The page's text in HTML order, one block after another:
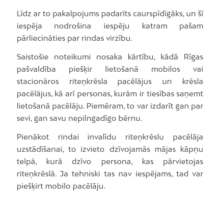
Līdz ar to pakalpojums padarīts caurspīdīgāks, un šī
iespēja nodrošina iespēju katram pašam
pārliecināties par rindas virzību.
Saistošie noteikumi nosaka kārtību, kādā Rīgas
pašvaldība piešķir lietošanā mobilos vai
stacionāros riteņkrēsla pacēlājus un krēsla
pacēlājus, kā arī personas, kurām ir tiesības saņemt
lietošanā pacēlāju. Piemēram, to var izdarīt gan par
sevi, gan savu nepilngadīgo bērnu.
Pienākot rindai invalīdu riteņkrēslu pacēlāja
uzstādīšanai, to izvieto dzīvojamās mājas kāpņu
telpā, kurā dzīvo persona, kas pārvietojas
riteņkrēslā. Ja tehniski tas nav iespējams, tad var
piešķirt mobilo pacēlāju.